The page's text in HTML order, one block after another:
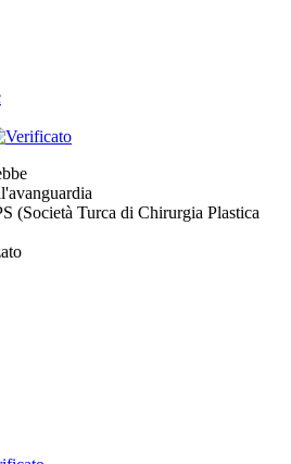
(Società Turca di Chirurgia Plastica